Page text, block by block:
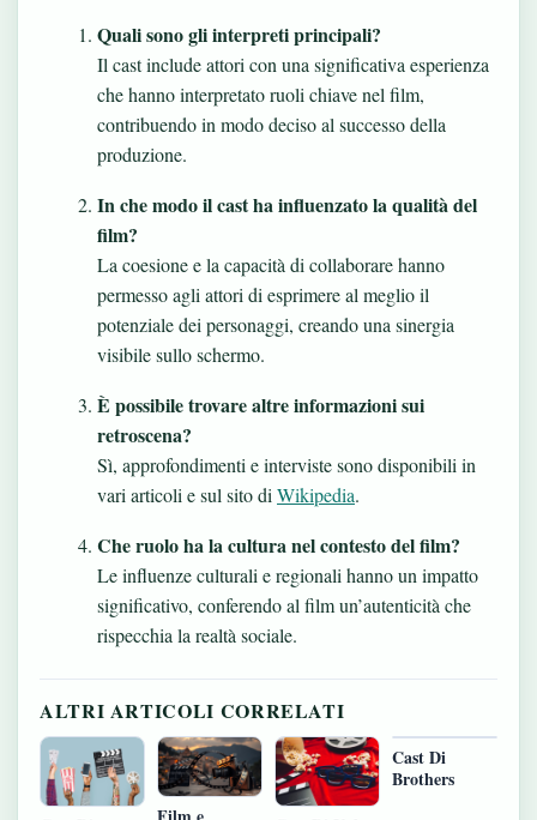
Quali sono gli interpreti principali?
Il cast include attori con una significativa esperienza
che hanno interpretato ruoli chiave nel film,
contribuendo in modo deciso al successo della
produzione.
In che modo il cast ha influenzato la qualità del
film?
La coesione e la capacità di collaborare hanno
permesso agli attori di esprimere al meglio il
potenziale dei personaggi, creando una sinergia
visibile sullo schermo.
È possibile trovare altre informazioni sui
retroscena?
Sì, approfondimenti e interviste sono disponibili in
vari articoli e sul sito di Wikipedia.
Che ruolo ha la cultura nel contesto del film?
Le influenze culturali e regionali hanno un impatto
significativo, conferendo al film un’autenticità che
rispecchia la realtà sociale.
ALTRI ARTICOLI CORRELATI
Cast Di
Brothers